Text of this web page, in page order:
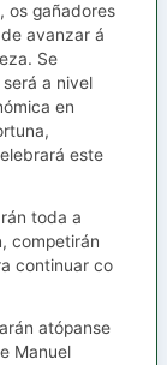
os gañadores
avanzar á
Se
a nivel
en
este
toda a
competirán
continuar co
atópanse
Manuel